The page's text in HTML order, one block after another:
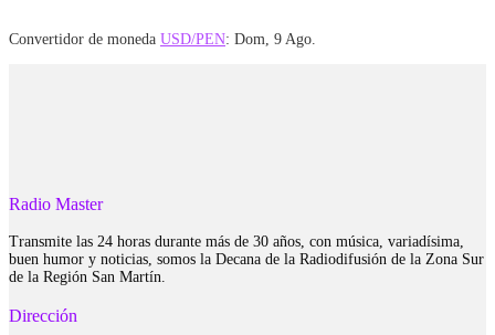
Convertidor de moneda USD/PEN: Dom, 9 Ago.
Radio Master
Transmite las 24 horas durante más de 30 años, con música, variadísima,
buen humor y noticias, somos la Decana de la Radiodifusión de la Zona Sur
de la Región San Martín.
Dirección